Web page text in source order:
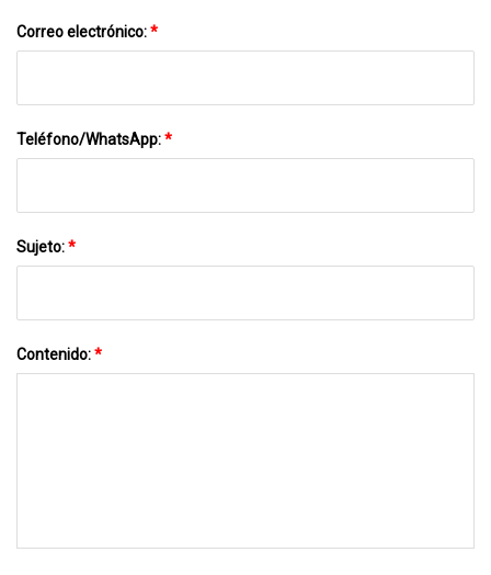
Correo electrónico:*
Teléfono/WhatsApp:*
Sujeto:*
Contenido:*